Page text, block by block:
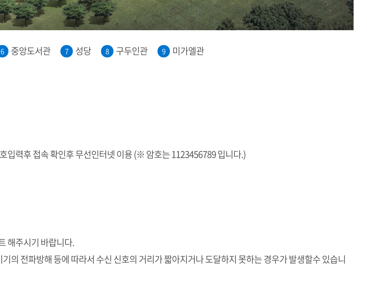
6 중앙도서관 7 성당 8 구두인관 9
미가엘관
입력후 접속 확인후 무선인터넷 이용 (※ 암호는 1123456789 입니다.)
해주시기 바랍니다.
의 전파방해 등에 따라서 수신 신호의 거리가 짧아지거나 도달하지 못하는 경우가 발생할수 있습니